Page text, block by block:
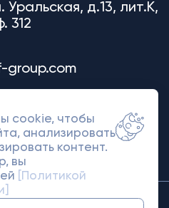
Уральская, д.13, лит.К,
312
group.com
cookie, чтобы
анализировать
контент.
вы
[Политикой